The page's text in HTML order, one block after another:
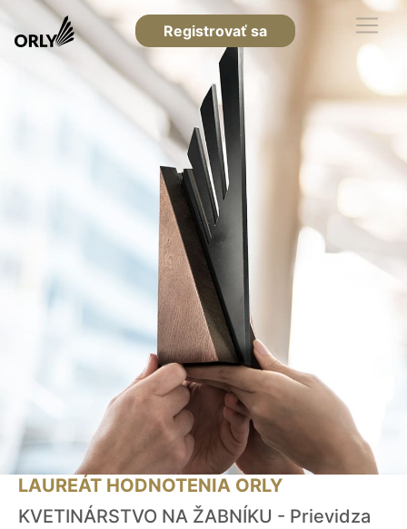
Registrovať sa
LAUREÁT HODNOTENIA ORLY
KVETINÁRSTVO NA ŽABNÍKU - Prievidza